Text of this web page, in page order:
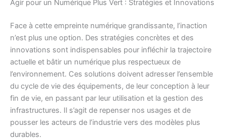
Agir pour un Numérique Plus Vert : Stratégies et Innovations
Face à cette empreinte numérique grandissante, l’inaction
n’est plus une option. Des stratégies concrètes et des
innovations sont indispensables pour infléchir la trajectoire
actuelle et bâtir un numérique plus respectueux de
l’environnement. Ces solutions doivent adresser l’ensemble
du cycle de vie des équipements, de leur conception à leur
fin de vie, en passant par leur utilisation et la gestion des
infrastructures. Il s’agit de repenser nos usages et de
pousser les acteurs de l’industrie vers des modèles plus
durables.